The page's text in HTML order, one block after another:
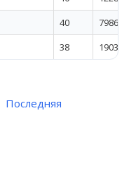
40
79862
38 190347
Последняя